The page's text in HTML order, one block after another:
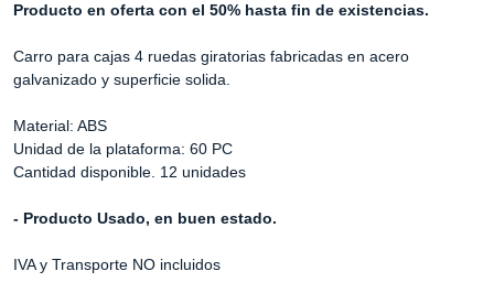
Producto en oferta con el 50% hasta fin de existencias.
Carro para cajas 4 ruedas giratorias fabricadas en acero
galvanizado y superficie solida.
Material: ABS
Unidad de la plataforma: 60 PC
Cantidad disponible. 12 unidades
- Producto Usado, en buen estado.
IVA y Transporte NO incluidos